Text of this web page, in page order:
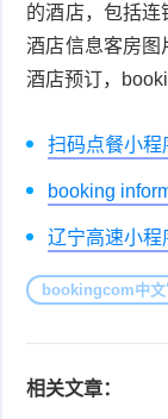
的酒店，包括连
酒店信息客房图
酒店预订，
扫码点餐小程
booking
辽宁高速小程
bookingcom中文
相关文章：